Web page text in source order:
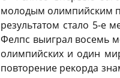
молодым олимпийским
результатом стало 5-е
Фелпс выиграл восемь
олимпийских и один
повторение рекорда